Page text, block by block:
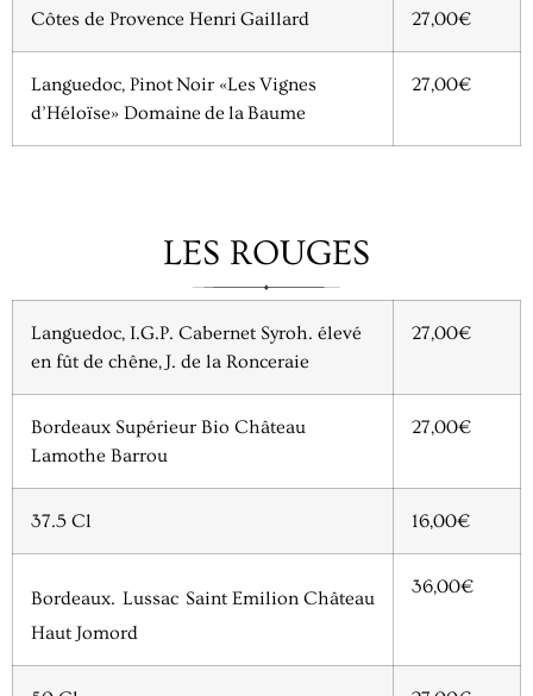
Côtes de Provence Henri Gaillard 27,00€
Languedoc, Pinot Noir «Les Vignes
d’Héloïse» Domaine de la Baume
27,00€
LES ROUGES
Languedoc, I.G.P. Cabernet Syroh. élevé
en fût de chêne, J. de la Ronceraie
27,00€
Bordeaux Supérieur Bio Château
Lamothe Barrou
27,00€
37.5 Cl 16,00€
Bordeaux. Lussac Saint Emilion Château
Haut Jomord
36,00€